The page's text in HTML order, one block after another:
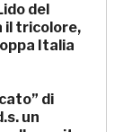
del
il tricolore,
Italia
di
un